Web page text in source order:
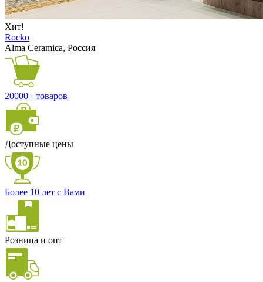
Хит!
Rocko
Alma Ceramica, Россия
20000+ товаров
Доступные цены
Более 10 лет с Вами
Розница и опт